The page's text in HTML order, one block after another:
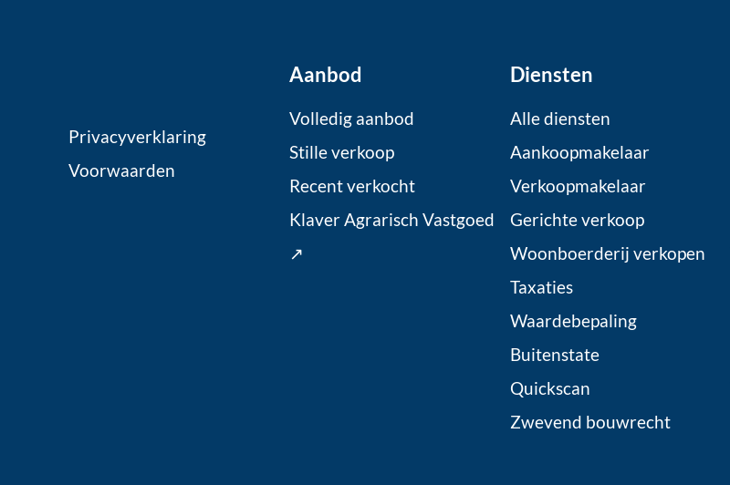
Privacyverklaring
Voorwaarden
Aanbod
Volledig aanbod
Stille verkoop
Recent verkocht
Klaver Agrarisch Vastgoed
↗
Diensten
Alle diensten
Aankoopmakelaar
Verkoopmakelaar
Gerichte verkoop
Woonboerderij verkopen
Taxaties
Waardebepaling
Buitenstate
Quickscan
Zwevend bouwrecht